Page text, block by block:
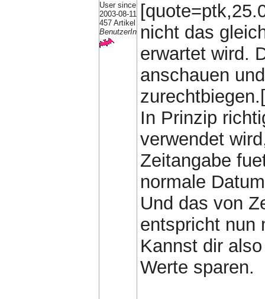
User since
2003-08-11
457 Artikel
BenutzerIn nicht das
erwartet wird.
anschauen
In Prinzip
verwendet
Zeitangabe
normale
Und das von
entspricht nun
Kannst dir
Werte sparen.